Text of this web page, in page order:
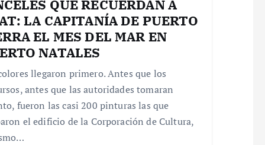
QUE RECUERDAN A
LA CAPITANÍA DE PUERTO
EL MES DEL MAR EN
NATALES
llegaron primero. Antes que los
antes que las autoridades tomaran
fueron las casi 200 pinturas las que
el edificio de la Corporación de Cultura,